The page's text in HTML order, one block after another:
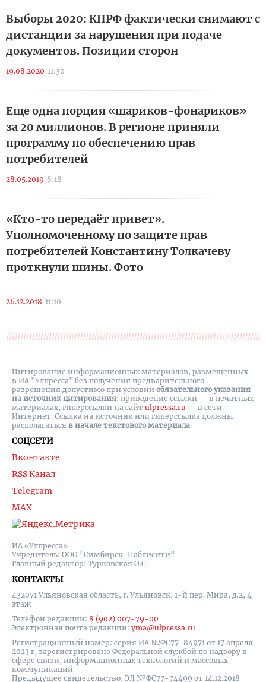
Выборы 2020: КПРФ фактически снимают с
дистанции за нарушения при подаче
документов. Позиции сторон
19.08.2020 11:30
Еще одна порция «шариков-фонариков»
за 20 миллионов. В регионе приняли
программу по обеспечению прав
потребителей
28.05.2019 8:18
«Кто-то передаёт привет».
Уполномоченному по защите прав
потребителей Константину Толкачеву
проткнули шины. Фото
26.12.2018 11:10
ИА «Улпресса»
Учредитель: ООО "Симбирск-Паблисити"
Главный редактор: Турковская О.С.
КОНТАКТЫ
432071 Ульяновская область, г. Ульяновск, 1-й пер. Мира, д.2, 4
этаж
Телефон редакции: 8 (902) 007-79-00
Электронная почта редакции: yma@ulpressa.ru
Регистрационный номер: серия ИА №ФС77-84971 от 17 апреля
2023 г, зарегистрировано Федеральной службой по надзору в
сфере связи, информационных технологий и массовых
коммуникаций
Предыдущее свидетельство: ЭЛ №ФС77-74499 от 14.12.2018
СОЦСЕТИ
Вконтакте
RSS Канал
Telegram
MAX
Цитирование информационных материалов, размещенных
в ИА "Улпресса" без получения предварительного
разрешения допустимо при условии обязательного указания
на источник цитирования: приведение ссылки — в печатных
материалах, гиперссылки на cайт ulpressa.ru — в сети
Интернет. Ссылка на источник или гиперссылка должны
располагаться в начале текстового материала.